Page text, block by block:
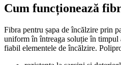
Cum funcționează
Fibra pentru șapa de încălzire prin
uniform în întreaga soluție în timpul
fiabil elementele de încălzire.